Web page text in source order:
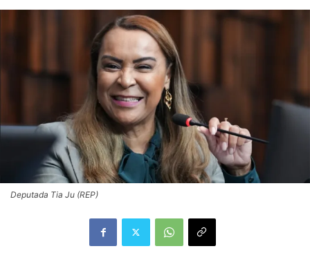
Deputada Tia Ju (REP)